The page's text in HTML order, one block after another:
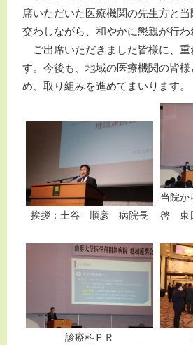
席いただいた医療機関の先生方と
交わしながら、和やかに懇親が行わ
ご出席いただきました皆様に、重
す。今後も、地域の医療機関の皆
め、取り組みを進めてまいります。
挨拶：土谷 順彦 病院長
当院
啓 東
診療科ＰＲ